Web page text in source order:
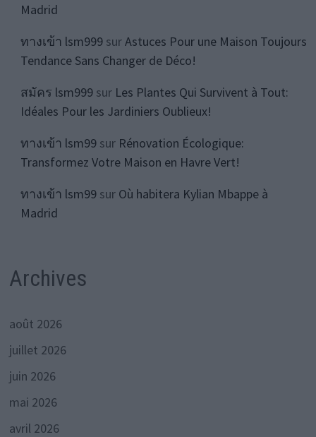
Madrid
ทางเข้า lsm999surAstuces Pour une Maison Toujours
Tendance Sans Changer de Déco!
สมัคร lsm999sur Les Plantes Qui Survivent à Tout:
Idéales Pour les Jardiniers Oublieux!
ทางเข้า lsm99sur Rénovation Écologique:
Transformez Votre Maison en Havre Vert!
ทางเข้า lsm99sur Où habitera Kylian Mbappe à
Madrid
Archives
août 2026
juillet 2026
juin 2026
mai 2026
avril 2026